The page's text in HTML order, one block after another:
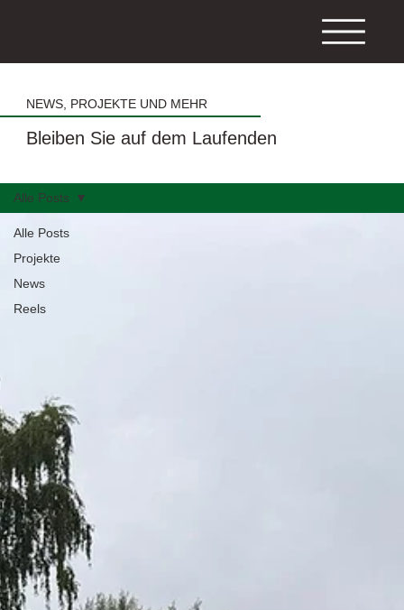
NEWS, PROJEKTE UND MEHR
Bleiben Sie auf dem Laufenden
Alle Posts
Projekte
News
Reels
Alle Posts